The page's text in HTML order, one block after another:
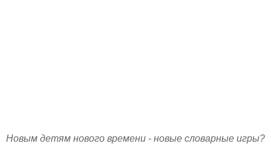
Новым детям нового времени - новые словарные игры?